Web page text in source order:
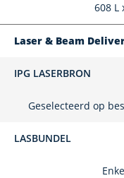
608 L
Laser & Beam
IPG LASERBRON
Geselecteerd op
LASBUNDEL